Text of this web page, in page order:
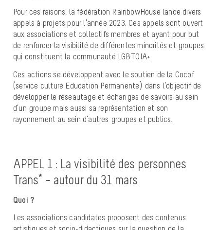
Pour ces raisons, la fédération RainbowHouse lance divers
appels à projets pour l’année 2023. Ces appels sont ouvert
aux associations et collectifs membres et ayant pour but
de renforcer la visibilité de différentes minorités et groupes
qui constituent la communauté LGBTQIA+.
Ces actions se développent avec le soutien de la Cocof
(service culture Education Permanente) dans l’objectif de
développer le réseautage et échanges de savoirs au sein
d’un groupe mais aussi sa représentation et son
rayonnement au sein d’autres groupes et publics.
APPEL 1 : La visibilité des personnes
Trans* – autour du 31 mars
Quoi ?
Les associations candidates proposent des contenus